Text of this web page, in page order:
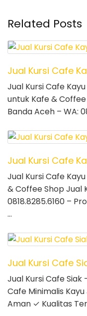
Related Posts
Jual Kursi Cafe
Jual Kursi Cafe
untuk Kafe &
Banda Aceh – WA:
Jual Kursi Cafe
Jual Kursi Cafe
& Coffee Shop Jual
0818.8285.6160 –
…
Jual Kursi Cafe
Jual Kursi Cafe Siak
Cafe Minimalis
Aman ✓ Kualitas